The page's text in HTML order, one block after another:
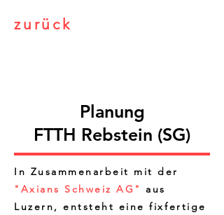
zurück
Planung
FTTH Rebstein (SG)
In Zusammenarbeit mit der
"Axians Schweiz AG" aus
Luzern, entsteht eine fixfertige